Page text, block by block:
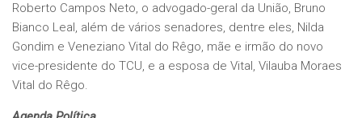
Roberto Campos Neto, o advogado-geral da União, Bruno
Bianco Leal, além de vários senadores, dentre eles, Nilda
Gondim e Veneziano Vital do Rêgo, mãe e irmão do novo
vice-presidente do TCU, e a esposa de Vital, Vilauba Moraes
Vital do Rêgo.